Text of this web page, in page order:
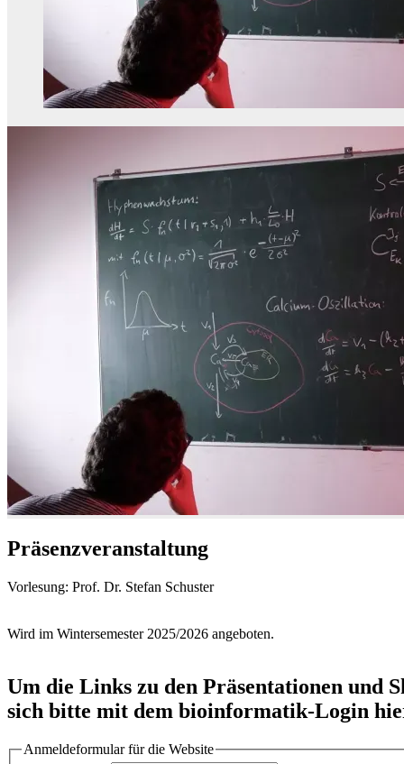
Präsenzveranstaltung
Vorlesung: Prof. Dr. Stefan Schuster
Wird im Wintersemester 2025/2026 angeboten.
Um die Links zu den Präsentationen und
sich bitte mit dem bioinformatik-Login
Anmeldeformular für die Website